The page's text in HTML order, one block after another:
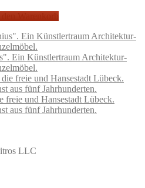
Ein Künstlertraum Architektur-
und Hansestadt Lübeck.
aus fünf Jahrhunderten.
LLC